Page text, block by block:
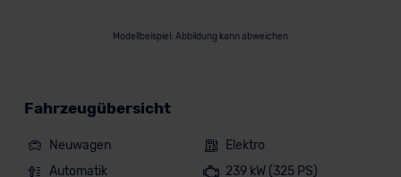
Modellbeispiel: Abbildung kann abweichen
Fahrzeugübersicht
Neuwagen
Elektro
Automatik
239 kW (325 PS)